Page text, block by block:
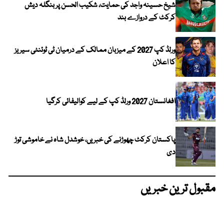
شیخ حسینہ واجد کی حمایت، شکیب الحسن پر بنگلہ دیش
کرکٹ کے دروازے بند
ورلڈ کپ 2027 کے میزبان ممالک کے درمیان ٹی ٹوئنٹی سیریز
کا اعلان
افغانستان 2027 ورلڈ کپ کے لیے کوالیفائی کرگیا
پاکستان کرکٹ چھوڑنے کی خبریں، خوشدل شاہ نے خاموشی توڑ
دی
مقبول ترین خبریں